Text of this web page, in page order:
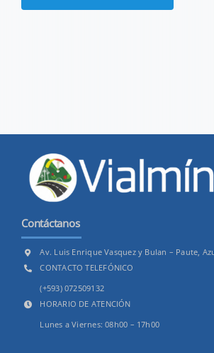
Contáctanos
Av. Luis Enrique Vasquez y Bulan – Paute,
CONTACTO TELEFÓNICO
(+593) 072509132
HORARIO DE ATENCIÓN
Lunes a Viernes: 08h00 – 17h00